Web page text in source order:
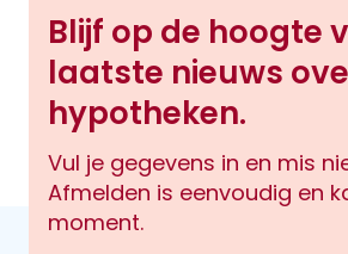
Blijf op de hoogte
laatste nieuws
hypotheken.
Vul je gegevens in en mis
Afmelden is eenvoudig en
moment.